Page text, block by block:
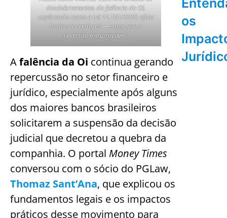
os
desdobramentos da falência da Oi,
explicando como a Lei 11.101/2005 afeta
bancos e credores — e por que a
reversão é improvável.
Afalência da Oi continua gerando
repercussão no setor financeiro e
jurídico, especialmente após alguns
dos maiores bancos brasileiros
solicitarem a suspensão da decisão
judicial que decretou a quebra da
companhia. O portal Money Times
conversou com o sócio do PGLaw,
Thomaz Sant’Ana, que explicou os
fundamentos legais e os impactos
práticos desse movimento para